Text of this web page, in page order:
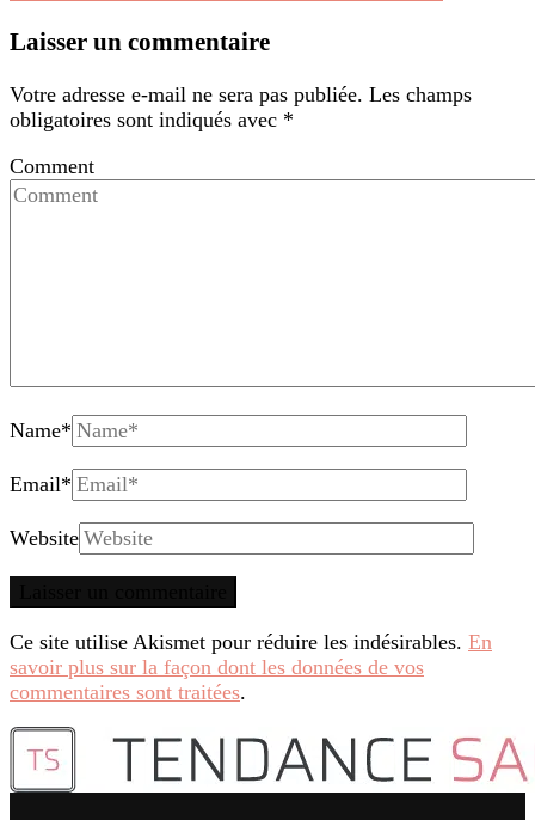
Laisser un commentaire
Votre adresse e-mail ne sera pas publiée. Les champs
obligatoires sont indiqués avec *
Comment
Name*
Email*
Website
Ce site utilise Akismet pour réduire les indésirables. En
savoir plus sur la façon dont les données de vos
commentaires sont traitées.